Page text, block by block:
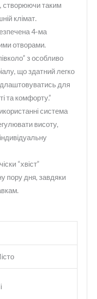
створюючи таким
клімат.
4-ма
отворами.
з особливо
що здатний легко
для
та комфорту.”
система
висоту,
“хвіст”
пору дня, завдяки